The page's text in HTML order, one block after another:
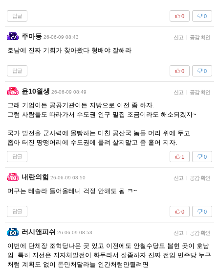
답글 0
0
주마등 26-06-09 08:43 신고 | 공감 확인
호남에 진짜 기회가 찾아왔다 형배야 잘해라
답글 0
0
윤10월생 26-06-09 08:49 신고 | 공감 확인
그래 기업이든 공공기관이든 지방으로 이전 좀 하자.
그럼 사람들도 따라가서 수도권 인구 밀집 조금이라도 해소되겠지~
국가 발전을 군사력에 몰빵하는 미친 공산국 놈들 머리 위에 두고
좁아 터진 땅떵어리에 수도권에 몰려 살지말고 좀 흩어 지자.
답글 0
1
내란의힘 26-06-09 08:50 신고 | 공감 확인
머구는 테슬라 들어올테니 걱정 안해도 됨 ㅋ~
답글 0
0
러시앤피쉬 26-06-09 08:53 신고 | 공감 확인
이번에 단체장 조혁당나온 곳 있고 이전에도 안철수당도 뽑힌 곳이 호남
임. 특히 지선은 지자체발전이 화두라서 잘좀하자 진짜 전임 민주당 누구
처럼 계획도 없이 돈만처달라늘 인간처럼안될려면